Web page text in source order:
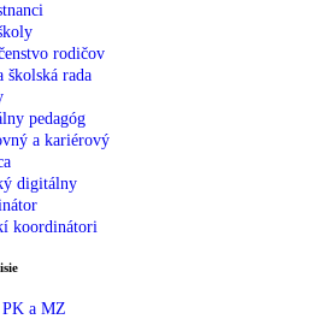
rodičov
školská rada
pedagóg
a kariérový
digitálny
koordinátori
PK a MZ